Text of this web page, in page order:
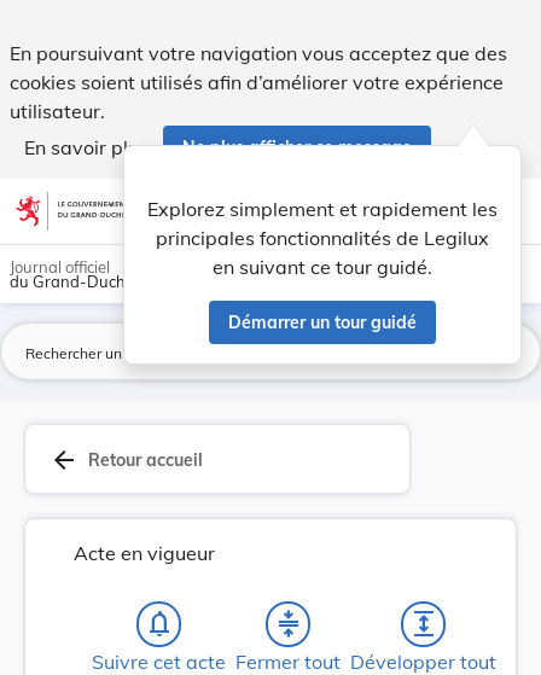
En poursuivant votre navigation vous acceptez que des
cookies soient utilisés afin d’améliorer votre expérience
utilisateur.
En savoir plus
Ne plus afficher ce message
Aller au contenu account_circle help Aide
Explorez simplement et rapidement les
principales fonctionnalités de Legilux
en suivant ce tour guidé.
Démarrer un tour guidé
light_mode dark_mode
Journal officiel
du Grand-Duché de Luxembourg
arrow_back Retour accueil
Acte en vigueur
notifications_none
Suivre cet acte
compress
Fermer tout
expand
Développer tout